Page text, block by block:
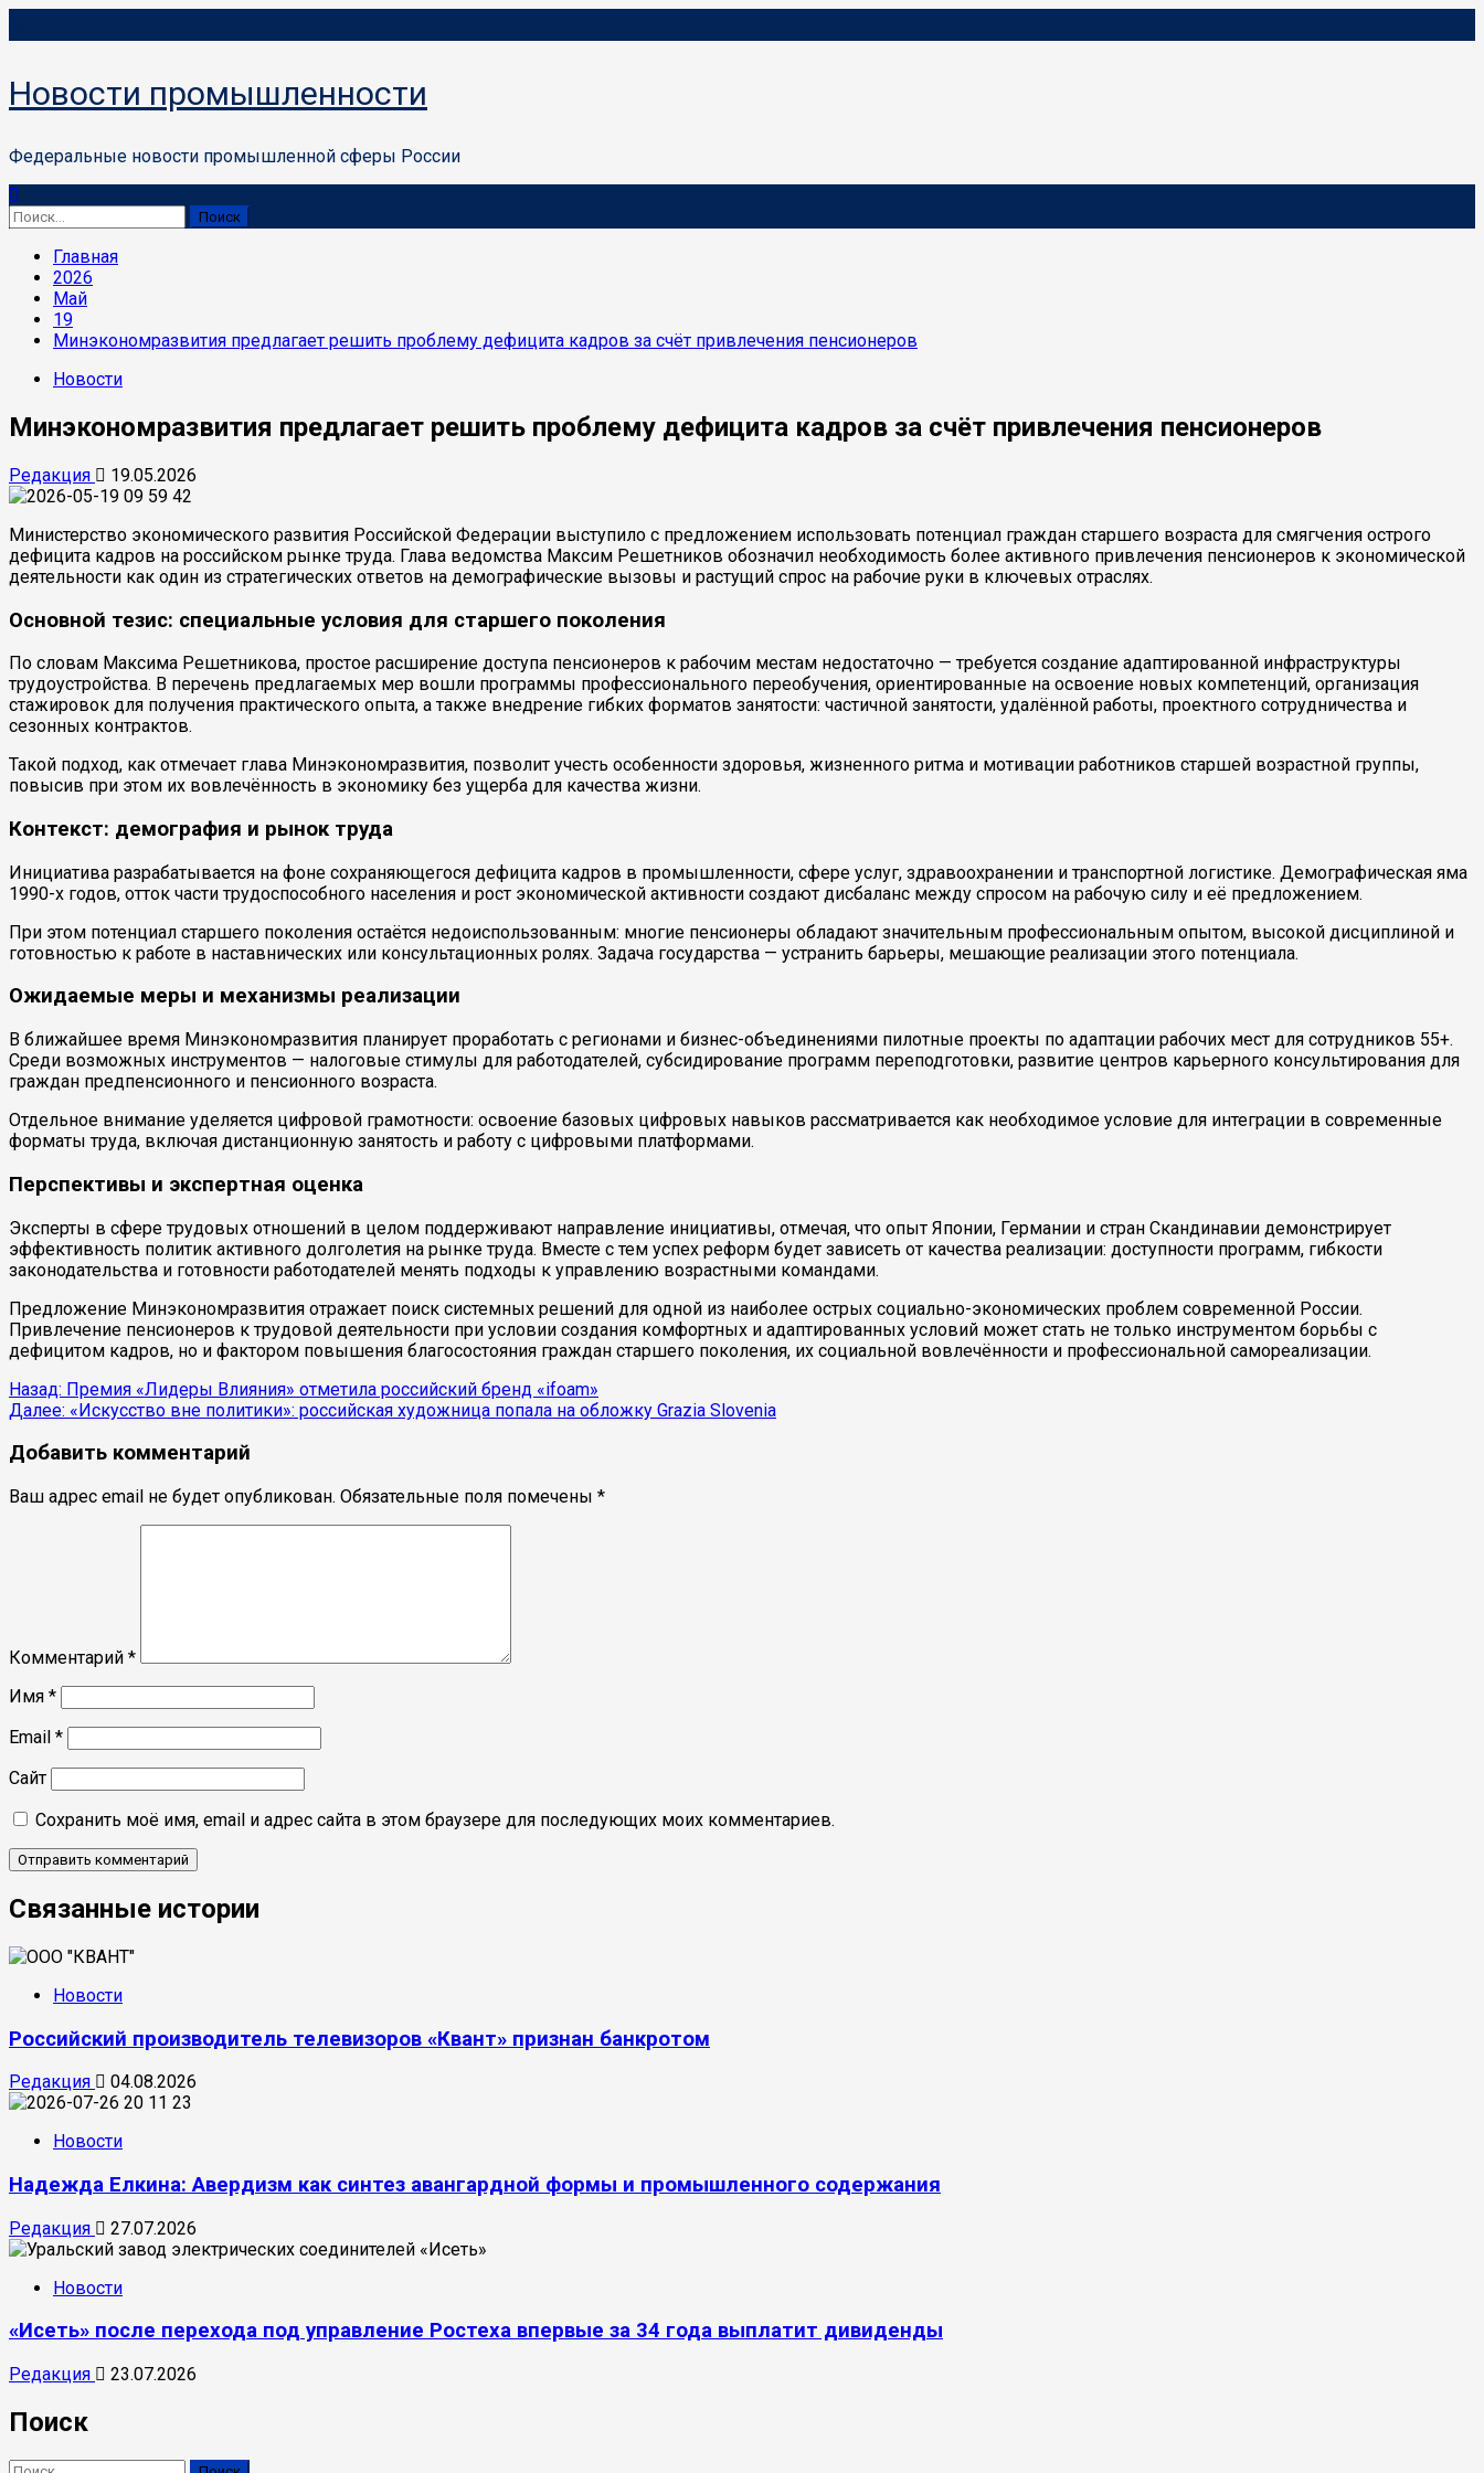
к
Новости промышленности
Федеральные новости промышленной сферы России
Основное
меню
Найти:
Главная
2026
Май
19
Минэкономразвития предлагает решить проблему дефицита кадров за счёт привлечения пенсионеров
Новости
Минэкономразвития предлагает решить проблему дефицита кадров за счёт привлечения пенсионеров
Редакция 19.05.2026
Министерство экономического развития Российской Федерации выступило с предложением использовать потенциал граждан старшего возраста для смягчения острого
дефицита кадров на российском рынке труда. Глава ведомства Максим Решетников обозначил необходимость более активного привлечения пенсионеров к экономической
деятельности как один из стратегических ответов на демографические вызовы и растущий спрос на рабочие руки в ключевых отраслях.
Основной тезис: специальные условия для старшего поколения
По словам Максима Решетникова, простое расширение доступа пенсионеров к рабочим местам недостаточно — требуется создание адаптированной инфраструктуры
трудоустройства. В перечень предлагаемых мер вошли программы профессионального переобучения, ориентированные на освоение новых компетенций, организация
стажировок для получения практического опыта, а также внедрение гибких форматов занятости: частичной занятости, удалённой работы, проектного сотрудничества и
сезонных контрактов.
Такой подход, как отмечает глава Минэкономразвития, позволит учесть особенности здоровья, жизненного ритма и мотивации работников старшей возрастной группы,
повысив при этом их вовлечённость в экономику без ущерба для качества жизни.
Контекст: демография и рынок труда
Инициатива разрабатывается на фоне сохраняющегося дефицита кадров в промышленности, сфере услуг, здравоохранении и транспортной логистике. Демографическая яма
1990-х годов, отток части трудоспособного населения и рост экономической активности создают дисбаланс между спросом на рабочую силу и её предложением.
При этом потенциал старшего поколения остаётся недоиспользованным: многие пенсионеры обладают значительным профессиональным опытом, высокой дисциплиной и
готовностью к работе в наставнических или консультационных ролях. Задача государства — устранить барьеры, мешающие реализации этого потенциала.
Ожидаемые меры и механизмы реализации
В ближайшее время Минэкономразвития планирует проработать с регионами и бизнес-объединениями пилотные проекты по адаптации рабочих мест для сотрудников 55+.
Среди возможных инструментов — налоговые стимулы для работодателей, субсидирование программ переподготовки, развитие центров карьерного консультирования для
граждан предпенсионного и пенсионного возраста.
Отдельное внимание уделяется цифровой грамотности: освоение базовых цифровых навыков рассматривается как необходимое условие для интеграции в современные
форматы труда, включая дистанционную занятость и работу с цифровыми платформами.
Перспективы и экспертная оценка
Эксперты в сфере трудовых отношений в целом поддерживают направление инициативы, отмечая, что опыт Японии, Германии и стран Скандинавии демонстрирует
эффективность политик активного долголетия на рынке труда. Вместе с тем успех реформ будет зависеть от качества реализации: доступности программ, гибкости
законодательства и готовности работодателей менять подходы к управлению возрастными командами.
Предложение Минэкономразвития отражает поиск системных решений для одной из наиболее острых социально-экономических проблем современной России.
Привлечение пенсионеров к трудовой деятельности при условии создания комфортных и адаптированных условий может стать не только инструментом борьбы с
дефицитом кадров, но и фактором повышения благосостояния граждан старшего поколения, их социальной вовлечённости и профессиональной самореализации.
Продолжить
чтение
Назад: Премия «Лидеры Влияния» отметила российский бренд «ifoam»
Далее: «Искусство вне политики»: российская художница попала на обложку Grazia Slovenia
Добавить комментарий
Ваш адрес email не будет опубликован. Обязательные поля помечены *
Комментарий *
Имя *
Email *
Сайт
Сохранить моё имя, email и адрес сайта в этом браузере для последующих моих комментариев.
Связанные истории
Новости
Российский производитель телевизоров «Квант» признан банкротом
Редакция 04.08.2026
Новости
Надежда Елкина: Авердизм как синтез авангардной формы и промышленного содержания
Редакция 27.07.2026
Новости
«Исеть» после перехода под управление Ростеха впервые за 34 года выплатит дивиденды
Редакция 23.07.2026
Поиск